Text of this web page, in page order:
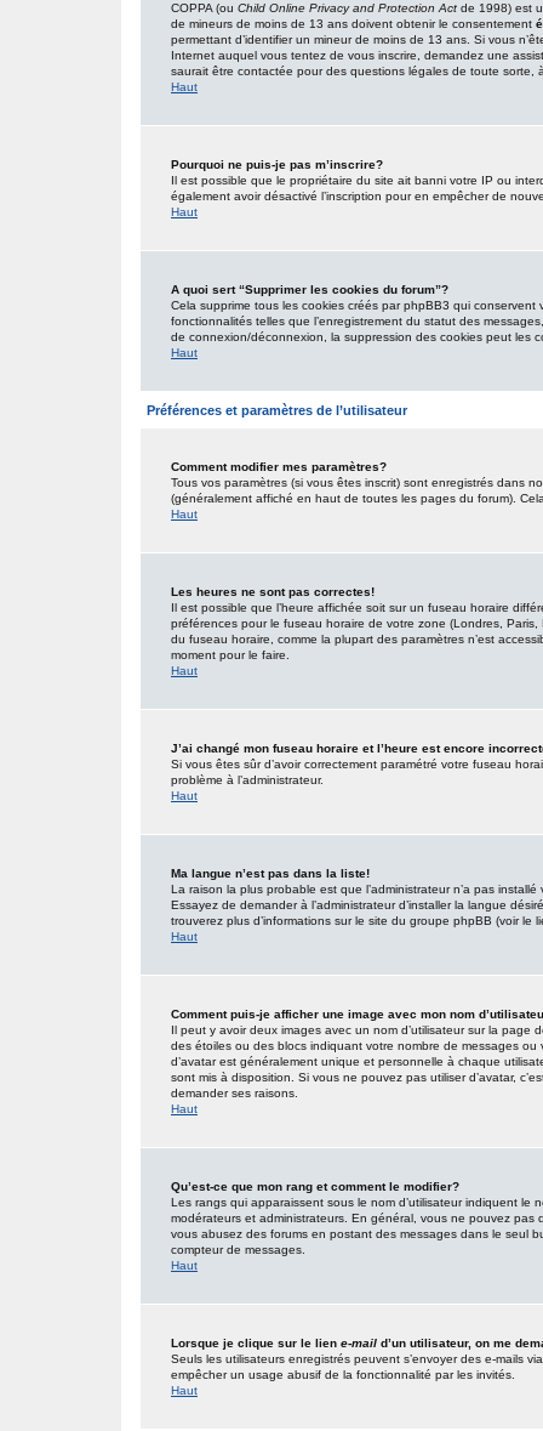
COPPA (ou Child Online Privacy and Protection Act de 1998) est
de mineurs de moins de 13 ans doivent obtenir le consentement
permettant d’identifier un mineur de moins de 13 ans. Si vous
Internet auquel vous tentez de vous inscrire, demandez une
saurait être contactée pour des questions légales de toute sorte,
Haut
Pourquoi ne puis-je pas m’inscrire?
Il est possible que le propriétaire du site ait banni votre IP ou
également avoir désactivé l’inscription pour en empêcher de
Haut
A quoi sert “Supprimer les cookies du forum”?
Cela supprime tous les cookies créés par phpBB3 qui
fonctionnalités telles que l’enregistrement du statut des
de connexion/déconnexion, la suppression des cookies peut les
Haut
Préférences et paramètres de l’utilisateur
Comment modifier mes paramètres?
Tous vos paramètres (si vous êtes inscrit) sont enregistrés dans
(généralement affiché en haut de toutes les pages du forum).
Haut
Les heures ne sont pas correctes!
Il est possible que l’heure affichée soit sur un fuseau horaire
préférences pour le fuseau horaire de votre zone (Londres,
du fuseau horaire, comme la plupart des paramètres n’est
moment pour le faire.
Haut
J’ai changé mon fuseau horaire et l’heure est encore
Si vous êtes sûr d’avoir correctement paramétré votre fuseau
problème à l’administrateur.
Haut
Ma langue n’est pas dans la liste!
La raison la plus probable est que l’administrateur n’a pas
Essayez de demander à l’administrateur d’installer la langue
trouverez plus d’informations sur le site du groupe phpBB (voir le
Haut
Comment puis-je afficher une image avec mon nom
Il peut y avoir deux images avec un nom d’utilisateur sur la
des étoiles ou des blocs indiquant votre nombre de messages
d’avatar est généralement unique et personnelle à chaque
sont mis à disposition. Si vous ne pouvez pas utiliser d’avatar,
demander ses raisons.
Haut
Qu’est-ce que mon rang et comment le modifier?
Les rangs qui apparaissent sous le nom d’utilisateur indiquent
modérateurs et administrateurs. En général, vous ne pouvez pas
vous abusez des forums en postant des messages dans le seul
compteur de messages.
Haut
Lorsque je clique sur le lien e-mail d’un utilisateur, on me
Seuls les utilisateurs enregistrés peuvent s’envoyer des e-mails
empêcher un usage abusif de la fonctionnalité par les invités.
Haut